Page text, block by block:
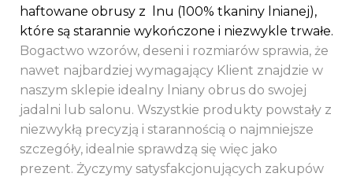
haftowane obrusy z lnu (100% tkaniny lnianej),
które są starannie wykończone i niezwykle trwałe.
Bogactwo wzorów, deseni i rozmiarów sprawia, że
nawet najbardziej wymagający Klient znajdzie w
naszym sklepie idealny lniany obrus do swojej
jadalni lub salonu. Wszystkie produkty powstały z
niezwykłą precyzją i starannością o najmniejsze
szczegóły, idealnie sprawdzą się więc jako
prezent. Życzymy satysfakcjonujących zakupów